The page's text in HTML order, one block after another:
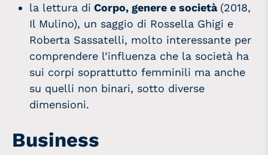
la lettura di Corpo, genere e società (2018,
Il Mulino), un saggio di Rossella Ghigi e
Roberta Sassatelli, molto interessante per
comprendere l’influenza che la società ha
sui corpi soprattutto femminili ma anche
su quelli non binari, sotto diverse
dimensioni.
Business